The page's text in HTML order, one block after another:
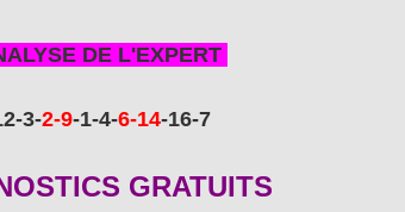
DE L'EXPERT
-3-2-9-1-4-6-14-16-7
GRATUITS